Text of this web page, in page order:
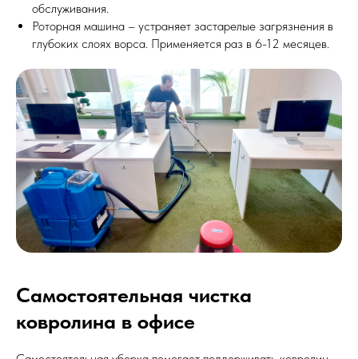
обслуживания.
Роторная машина – устраняет застарелые загрязнения в
глубоких слоях ворса. Применяется раз в 6-12 месяцев.
Самостоятельная чистка
ковролина в офисе